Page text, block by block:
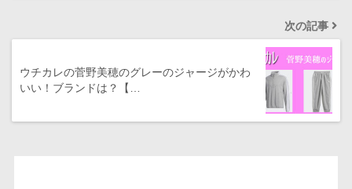
次の記事
ウチカレの菅野美穂のグレーのジャージがかわ
いい！ブランドは？【…